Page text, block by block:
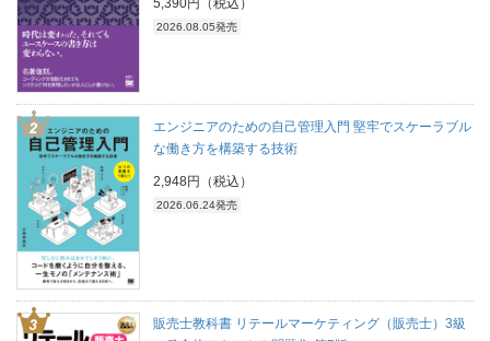
2026.08.05発売
エンジニアのための自己管理入門 堅牢でスケーラブル
な働き方を構築する技術
2,948円（税込）
2026.06.24発売
販売士教科書 リテールマーケティング（販売士）3級